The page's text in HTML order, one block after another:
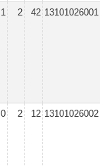
1 2 42 13101026001
0 2 12 13101026002